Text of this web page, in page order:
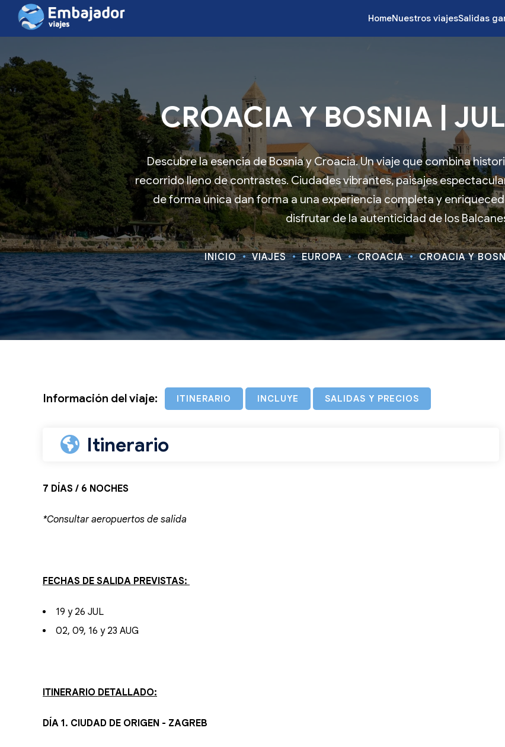
HomeNuestros viajesSalidas
CROACIA Y BOSNIA |
Descubre la esencia de Bosnia y Croacia. Un viaje que combina
recorrido lleno de contrastes. Ciudades vibrantes, paisajes
de forma única dan forma a una experiencia completa y
disfrutar de la autenticidad de los
INICIO VIAJES EUROPA CROACIA CROACIA Y
Información del viaje: ITINERARIO INCLUYE SALIDAS Y PRECIOS
Itinerario
7 DÍAS / 6 NOCHES
*Consultar aeropuertos de salida
FECHAS DE SALIDA PREVISTAS:
19 y 26 JUL
02, 09, 16 y 23 AUG
ITINERARIO DETALLADO:
DÍA 1. CIUDAD DE ORIGEN - ZAGREB